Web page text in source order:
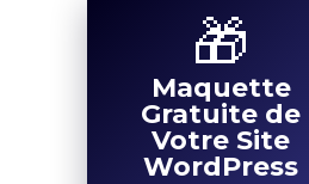
🎁
Maquette
Gratuite de
Votre Site
WordPress
Visualisez votre
futur site WordPress
avant de vous
engager. Design
professionnel
personnalisé, 100%